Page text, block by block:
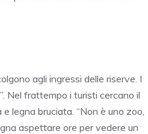
agli ingressi delle riserve. I
Nel frattempo i turisti cercano il
legna bruciata. “Non è uno zoo,
aspettare ore per vedere un